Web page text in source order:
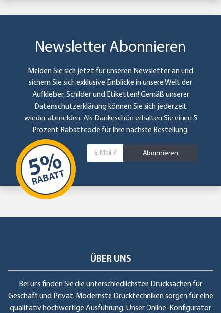
Newsletter Abonnieren
Melden Sie sich jetzt für unseren Newsletter an und
sichern Sie sich exklusive Einblicke in unsere Welt der
Aufkleber, Schilder und Etiketten! Gemäß unserer
Datenschutzerklärung können Sie sich jederzeit
wieder abmelden. Als Dankeschön erhalten Sie einen 5
Prozent Rabattcode für Ihre nächste Bestellung.
Abonnieren
ÜBER UNS
Bei uns finden Sie die unterschiedlichsten Drucksachen für
Geschäft und Privat. Modernste Drucktechniken sorgen für eine
qualitativ hochwertige Ausführung. Unser Online-Konfigurator